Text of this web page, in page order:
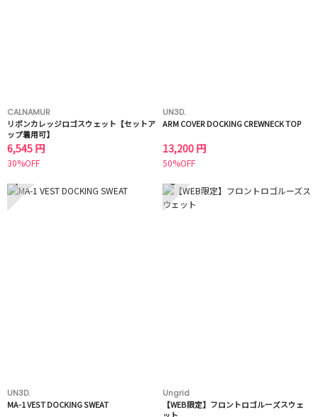
CALNAMUR
リボンカレッジロゴスウェット【セットア
ップ着用可】
6,545 円
30%OFF
UN3D.
ARM COVER DOCKING CREWNECK TOP
13,200 円
50%OFF
7
UN3D.
MA-1 VEST DOCKING SWEAT
8
Ungrid
【WEB限定】フロントロゴルーズスウェ
ット